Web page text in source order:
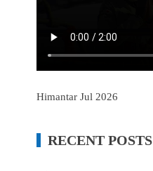
Himantar Jul 2026
RECENT POSTS